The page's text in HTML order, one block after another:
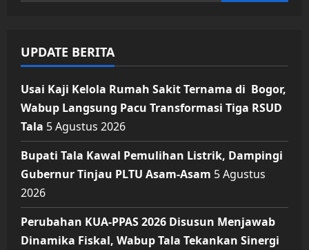
UPDATE BERITA
Usai Kaji Kelola Rumah Sakit Ternama di Bogor,
Wabup Langsung Pacu Transformasi Tiga RSUD
Tala 5 Agustus 2026
Bupati Tala Kawal Pemulihan Listrik, Dampingi
Gubernur Tinjau PLTU Asam-Asam 5 Agustus
2026
Perubahan KUA-PPAS 2026 Disusun Menjawab
Dinamika Fiskal, Wabup Tala Tekankan Sinergi